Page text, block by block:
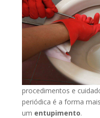
procedimentos e
periódica é a forma
um entupimento.